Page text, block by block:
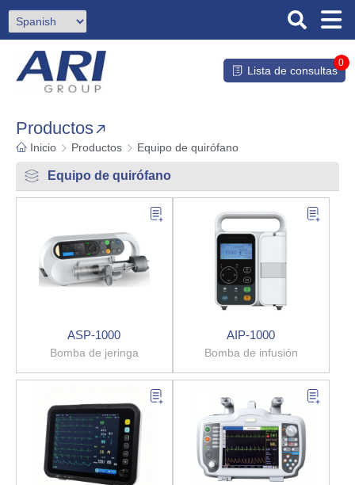
Lista de consultas
0
Productos
Inicio Productos Equipo de quirófano
Equipo de quirófano
ASP-1000
Bomba de jeringa
AIP-1000
Bomba de infusión